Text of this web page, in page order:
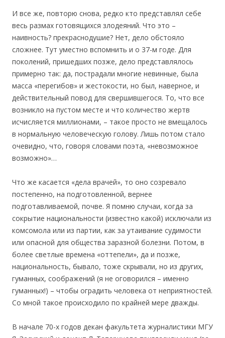
И все же, повторю снова, редко кто представлял себе
весь размах готовящихся злодеяний. Что это –
наивность? прекраснодушие? Нет, дело обстояло
сложнее. Тут уместно вспомнить и о 37-м годе. Для
поколений, пришедших позже, дело представлялось
примерно так: да, пострадали многие невинные, была
масса «перегибов» и жестокости, но был, наверное, и
действительный повод для свершившегося. То, что все
возникло на пустом месте и что количество жертв
исчисляется миллионами, – такое просто не вмещалось
в нормальную человеческую голову. Лишь потом стало
очевидно, что, говоря словами поэта, «невозможное
возможно»…
Что же касается «дела врачей», то оно созревало
постепенно, на подготовленной, вернее
подготавливаемой, почве. Я помню случаи, когда за
сокрытие национальности (известно какой) исключали из
комсомола или из партии, как за утаивание судимости
или опасной для общества заразной болезни. Потом, в
более светлые времена «оттепели», да и позже,
национальность, бывало, тоже скрывали, но из других,
гуманных, соображений (я не оговорился – именно
гуманных!) – чтобы оградить человека от неприятностей.
Со мной такое происходило по крайней мере дважды.
В начале 70-х годов декан факультета журналистики МГУ